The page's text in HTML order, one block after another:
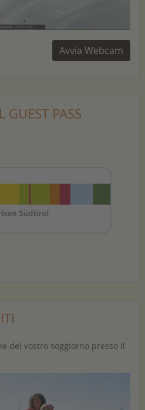
Avvia Webcam
GUEST PASS
del vostro soggiorno presso il